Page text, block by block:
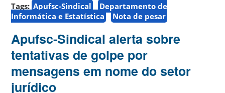
Tags: Apufsc-Sindical
Departamento de
Informática e Estatística
Nota de pesar
Apufsc-Sindical alerta sobre
tentativas de golpe por
mensagens em nome do setor
jurídico